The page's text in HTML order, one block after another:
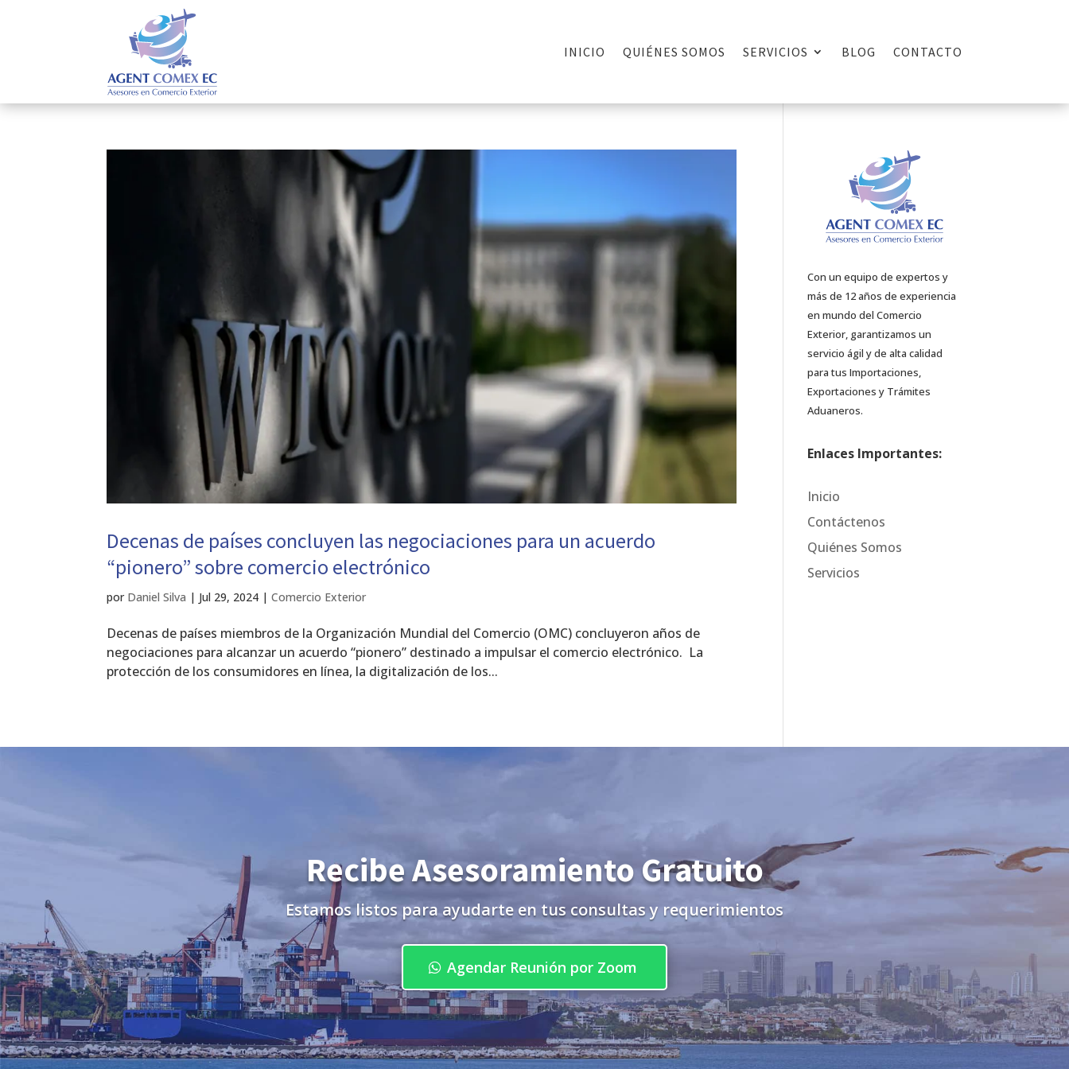
INICIO QUIÉNES SOMOS SERVICIOS BLOG CONTACTO
Decenas de países concluyen las negociaciones para un acuerdo
“pionero” sobre comercio electrónico
por Daniel Silva | Jul 29, 2024 |Comercio Exterior
Decenas de países miembros de la Organización Mundial del Comercio (OMC) concluyeron años de
negociaciones para alcanzar un acuerdo “pionero” destinado a impulsar el comercio electrónico. La
protección de los consumidores en línea, la digitalización de los...
Con un equipo de expertos y
más de 12 años de experiencia
en mundo del Comercio
Exterior, garantizamos un
servicio ágil y de alta calidad
para tus Importaciones,
Exportaciones y Trámites
Aduaneros.
Enlaces Importantes:
Inicio
Contáctenos
Quiénes Somos
Servicios
Recibe Asesoramiento Gratuito
Estamos listos para ayudarte en tus consultas y requerimientos
Agendar Reunión por Zoom